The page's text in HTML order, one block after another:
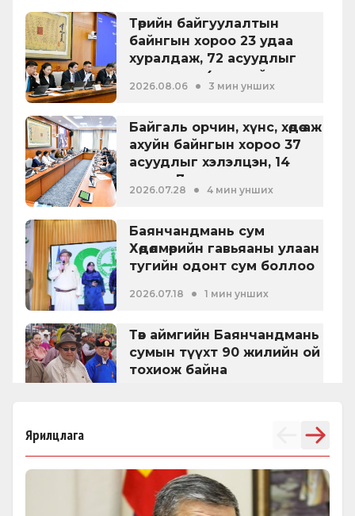
Төрийн байгуулалтын
байнгын хороо 23 удаа
хуралдаж, 72 асуудлыг
хэлэлцэж, 4 хуулийн төсөл,
УИХ-ын тогтоолын 16
2026.08.06 • 3 мин унших
Байгаль орчин, хүнс, хөдөө аж
ахуйн байнгын хороо 37
асуудлыг хэлэлцэн, 14
хууль, 7 тогтоол
батлуулжээ
2026.07.28 • 4 мин унших
Баянчандмань сум
Хөдөлмөрийн гавьяаны улаан
тугийн одонт сум боллоо
2026.07.18 • 1 мин унших
Төв аймгийн Баянчандмань
сумын түүхт 90 жилийн ой
тохиож байна
байгуулагдсаны түүхт 90
жилийн ойн баярын
хуралд оролцлоо
2026.07.16 • 1 мин унших
Ярилцлага